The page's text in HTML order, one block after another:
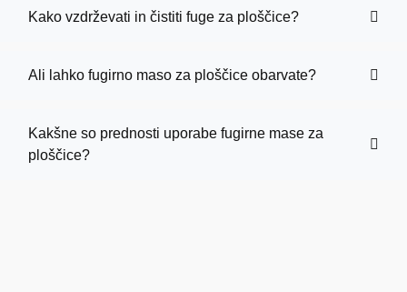
Kako vzdrževati in čistiti fuge za ploščice?
Ali lahko fugirno maso za ploščice obarvate?
Kakšne so prednosti uporabe fugirne mase za
ploščice?